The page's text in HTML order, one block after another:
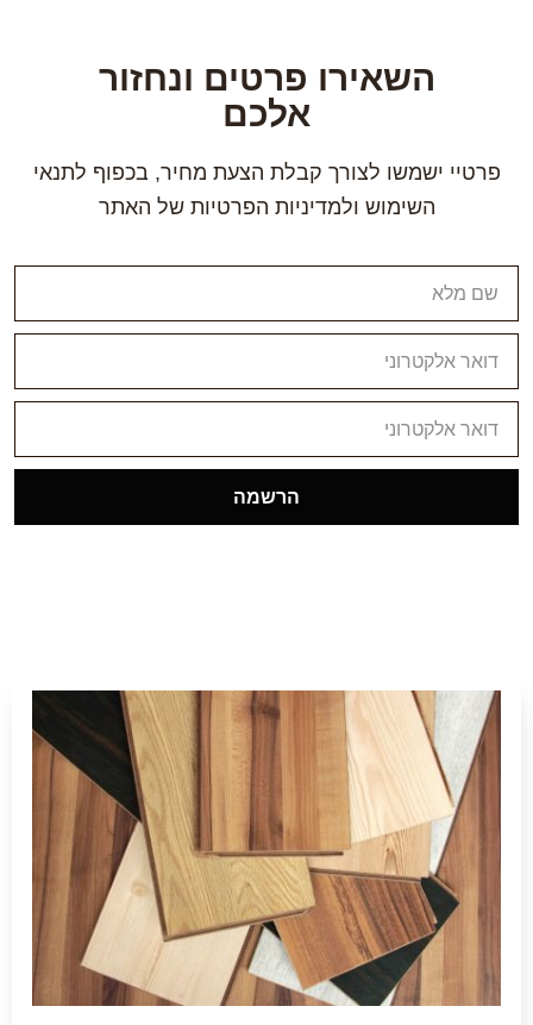
השאירו פרטים ונחזור
אלכם
פרטיי ישמשו לצורך קבלת הצעת מחיר, בכפוף לתנאי
השימוש ולמדיניות הפרטיות של האתר
הרשמה